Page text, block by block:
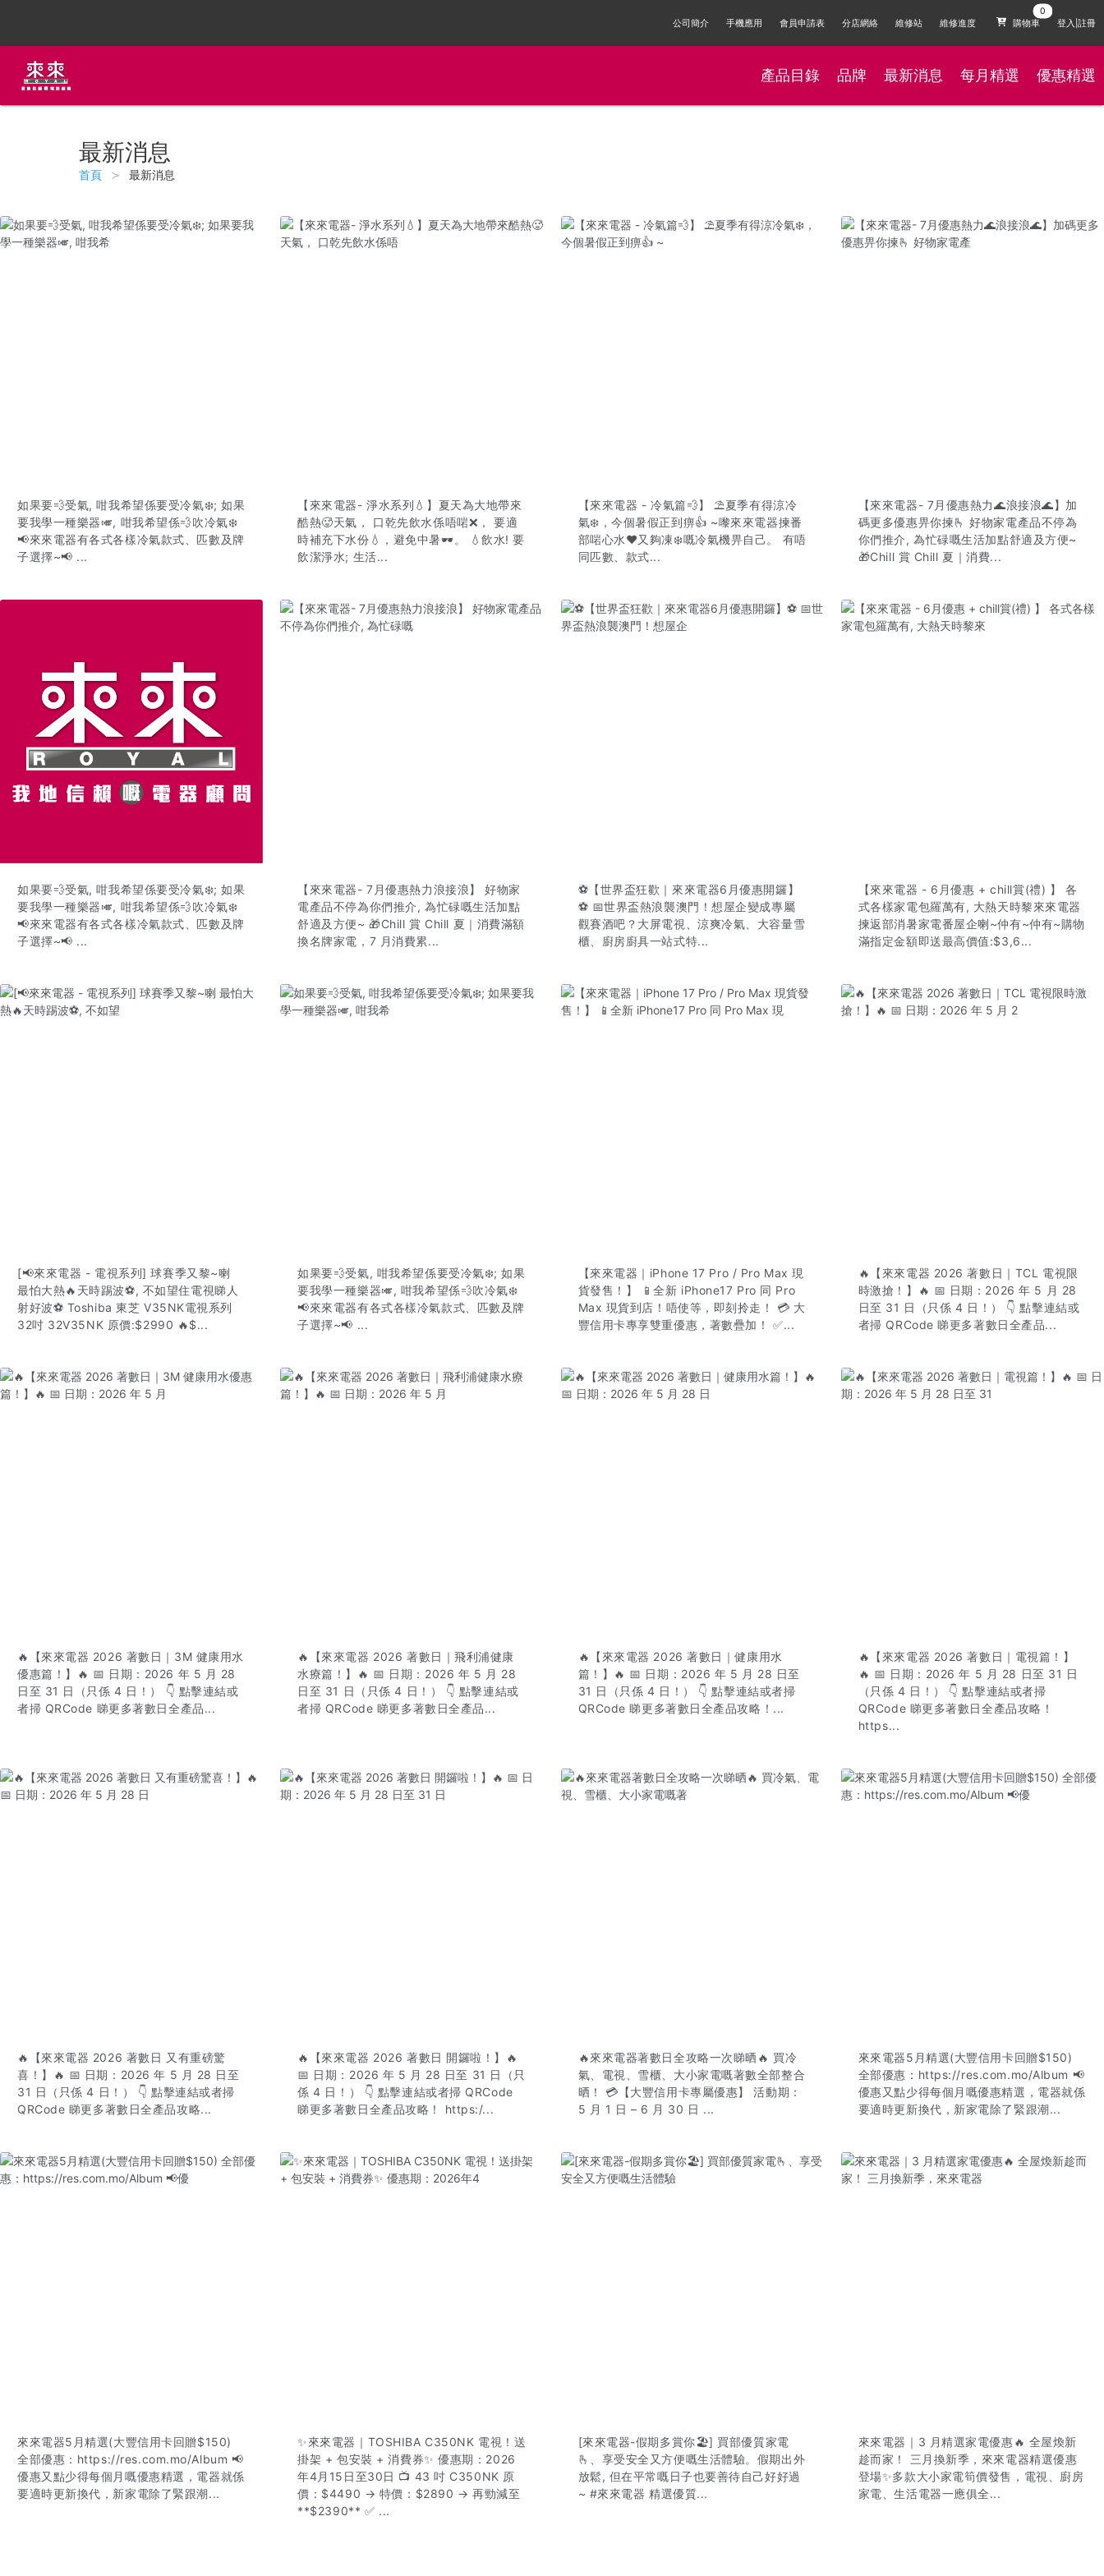
公司簡介 手機應用 會員申請表 分店網絡 維修站 維修進度 購物車 登入|註冊
產品目錄 品牌 最新消息 每月精選 優惠精選
最新消息
首頁 最新消息
如果要💨受氣, 咁我希望係要受冷氣❄️; 如果
要我學一種樂器🎺, 咁我希望係💨吹冷氣❄️
📢來來電器有各式各樣冷氣款式、匹數及牌
子選擇~📢 ...
【來來電器- 淨水系列💧】夏天為大地帶來
酷熱🥵天氣， 口乾先飲水係唔啱❌， 要適
時補充下水份💧，避免中暑🕶️。 💧飲水! 要
飲潔淨水; 生活...
【來來電器 - 冷氣篇💨】 ⛱️夏季有得涼冷
氣❄️，今個暑假正到痹👍 ~嚟來來電器揀番
部啱心水❤又夠凍❄️嘅冷氣機畀自己。 有唔
同匹數、款式...
【來來電器- 7月優惠熱力🌊浪接浪🌊】加
碼更多優惠畀你揀🫰 好物家電產品不停為
你們推介, 為忙碌嘅生活加點舒適及方便~
🎁Chill 賞 Chill 夏｜消費...
如果要💨受氣, 咁我希望係要受冷氣❄️; 如果
要我學一種樂器🎺, 咁我希望係💨吹冷氣❄️
📢來來電器有各式各樣冷氣款式、匹數及牌
子選擇~📢 ...
【來來電器- 7月優惠熱力浪接浪】 好物家
電產品不停為你們推介, 為忙碌嘅生活加點
舒適及方便~ 🎁Chill 賞 Chill 夏｜消費滿額
換名牌家電，7 月消費累...
⚽【世界盃狂歡｜來來電器6月優惠開鑼】
⚽ 📅世界盃熱浪襲澳門！想屋企變成專屬
觀賽酒吧？大屏電視、涼爽冷氣、大容量雪
櫃、廚房廚具一站式特...
【來來電器 - 6月優惠 + chill賞(禮) 】 各
式各樣家電包羅萬有, 大熱天時黎來來電器
揀返部消暑家電番屋企喇~仲有~仲有~購物
滿指定金額即送最高價值:$3,6...
[📢來來電器 - 電視系列] 球賽季又黎~喇
最怕大熱🔥天時踢波⚽️, 不如望住電視睇人
射好波⚽️ Toshiba 東芝 V35NK電視系列
32吋 32V35NK 原價:$2990 🔥$...
如果要💨受氣, 咁我希望係要受冷氣❄️; 如果
要我學一種樂器🎺, 咁我希望係💨吹冷氣❄️
📢來來電器有各式各樣冷氣款式、匹數及牌
子選擇~📢 ...
【來來電器｜iPhone 17 Pro / Pro Max 現
貨發售！】 📱全新 iPhone17 Pro 同 Pro
Max 現貨到店！唔使等，即刻拎走！ 💳 大
豐信用卡專享雙重優惠，著數疊加！ ✅...
🔥【來來電器 2026 著數日｜TCL 電視限
時激搶！】🔥 📅 日期：2026 年 5 月 28
日至 31 日（只係 4 日！） 👇 點擊連結或
者掃 QRCode 睇更多著數日全產品...
🔥【來來電器 2026 著數日｜3M 健康用水
優惠篇！】🔥 📅 日期：2026 年 5 月 28
日至 31 日（只係 4 日！） 👇 點擊連結或
者掃 QRCode 睇更多著數日全產品...
🔥【來來電器 2026 著數日｜飛利浦健康
水療篇！】🔥 📅 日期：2026 年 5 月 28
日至 31 日（只係 4 日！） 👇 點擊連結或
者掃 QRCode 睇更多著數日全產品...
🔥【來來電器 2026 著數日｜健康用水
篇！】🔥 📅 日期：2026 年 5 月 28 日至
31 日（只係 4 日！） 👇 點擊連結或者掃
QRCode 睇更多著數日全產品攻略！...
🔥【來來電器 2026 著數日｜電視篇！】
🔥 📅 日期：2026 年 5 月 28 日至 31 日
（只係 4 日！） 👇 點擊連結或者掃
QRCode 睇更多著數日全產品攻略！
https...
🔥【來來電器 2026 著數日 又有重磅驚
喜！】🔥 📅 日期：2026 年 5 月 28 日至
31 日（只係 4 日！） 👇 點擊連結或者掃
QRCode 睇更多著數日全產品攻略...
🔥【來來電器 2026 著數日 開鑼啦！】🔥
📅 日期：2026 年 5 月 28 日至 31 日（只
係 4 日！） 👇 點擊連結或者掃 QRCode
睇更多著數日全產品攻略！ https:/...
🔥來來電器著數日全攻略一次睇晒🔥 買冷
氣、電視、雪櫃、大小家電嘅著數全部整合
晒！ 💳【大豐信用卡專屬優惠】 活動期：
5 月 1 日 – 6 月 30 日 ...
來來電器5月精選(大豐信用卡回贈$150)
全部優惠：https://res.com.mo/Album 📢
優惠又點少得每個月嘅優惠精選，電器就係
要適時更新換代，新家電除了緊跟潮...
來來電器5月精選(大豐信用卡回贈$150)
全部優惠：https://res.com.mo/Album 📢
優惠又點少得每個月嘅優惠精選，電器就係
要適時更新換代，新家電除了緊跟潮...
✨來來電器｜TOSHIBA C350NK 電視！送
掛架 + 包安裝 + 消費券✨ 優惠期：2026
年4月15日至30日 📺 43 吋 C350NK 原
價：$4490 → 特價：$2890 → 再勁減至
**$2390** ✅ ...
[來來電器-假期多賞你🏖️] 買部優質家電
🫰、享受安全又方便嘅生活體驗。假期出外
放鬆, 但在平常嘅日子也要善待自己好好過
~ #來來電器 精選優質...
來來電器｜3 月精選家電優惠🔥 全屋煥新
趁而家！ 三月換新季，來來電器精選優惠
登場✨多款大小家電筍價發售，電視、廚房
家電、生活電器一應俱全...